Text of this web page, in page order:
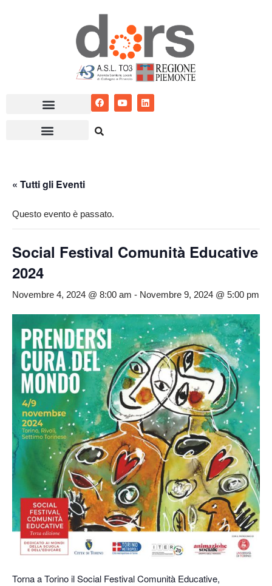
« Tutti gli Eventi
Questo evento è passato.
Social Festival Comunità Educative
2024
Novembre 4, 2024 @ 8:00 am - Novembre 9, 2024 @ 5:00 pm
Torna a Torino il Social Festival Comunità Educative,